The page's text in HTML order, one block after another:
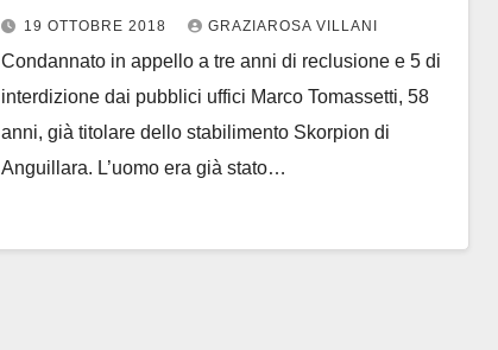
reclusione. Era accusato di violenza
sessuale nei confronti di due
bambine di 10 anni
19 OTTOBRE 2018 GRAZIAROSA VILLANI
Condannato in appello a tre anni di reclusione e 5 di
interdizione dai pubblici uffici Marco Tomassetti, 58
anni, già titolare dello stabilimento Skorpion di
Anguillara. L’uomo era già stato…